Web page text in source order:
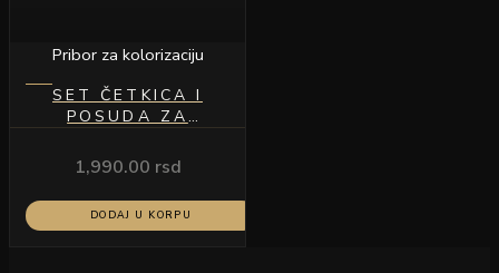
Pribor za kolorizaciju
SET ČETKICA I
POSUDA ZA
CRNI
1,990.00 rsd
DODAJ U KORPU